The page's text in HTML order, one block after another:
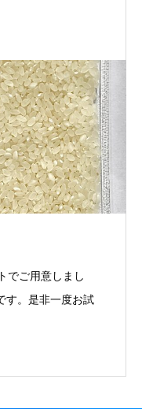
でご用意しまし
す。是非一度お試